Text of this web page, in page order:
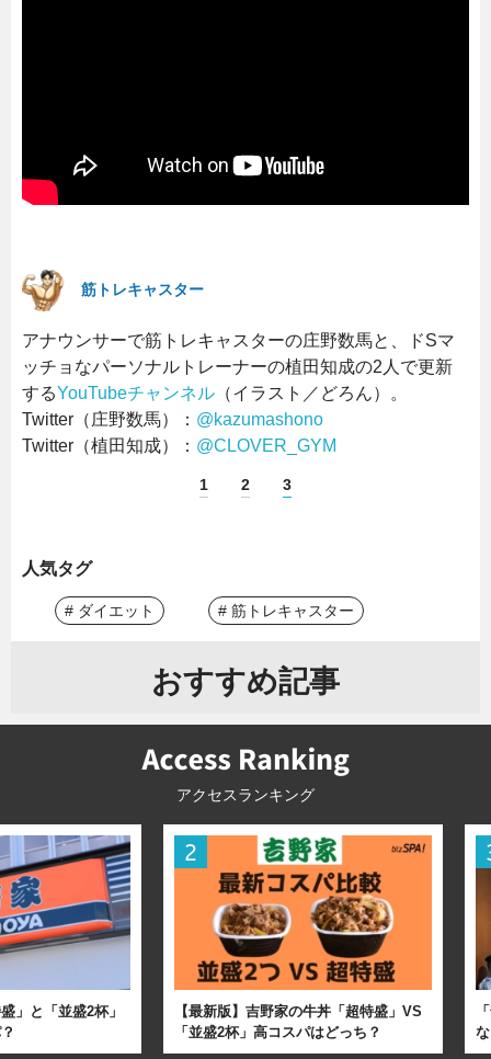
筋トレキャスター
アナウンサーで筋トレキャスターの庄野数馬と、ドSマ
ッチョなパーソナルトレーナーの植田知成の2人で更新
するYouTubeチャンネル （イラスト／どろん）。
Twitter（庄野数馬）： @kazumashono
Twitter（植田知成）： @CLOVER_GYM
1 2 3
人気タグ
# ダイエット # 筋トレキャスター
おすすめ記事
アクセスランキング
」と「並盛2杯」
【最新版】吉野家の牛丼「超特盛」VS
「並盛2杯」高コスパはどっち？